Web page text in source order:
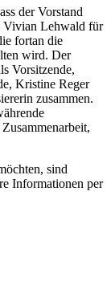
der Vorstand
Vivian Lehwald für
fortan die
wird. Der
Vorsitzende,
Kristine Reger
zusammen.
sind
Informationen per